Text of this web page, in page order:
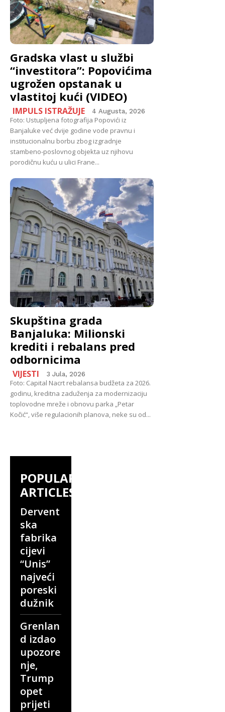
Gradska vlast u službi
“investitora”: Popovićima
ugrožen opstanak u
vlastitoj kući (VIDEO)
IMPULS ISTRAŽUJE 4 Augusta, 2026
Foto: Ustupljena fotografija Popovići iz
Banjaluke već dvije godine vode pravnu i
institucionalnu borbu zbog izgradnje
stambeno-poslovnog objekta uz njihovu
porodičnu kuću u ulici Frane...
Skupština grada
Banjaluka: Milionski
krediti i rebalans pred
odbornicima
VIJESTI 3 Jula, 2026
Foto: Capital Nacrt rebalansa budžeta za 2026.
godinu, kreditna zaduženja za modernizaciju
toplovodne mreže i obnovu parka „Petar
Kočić“, više regulacionih planova, neke su od...
POPULAR
ARTICLES
Dervent
ska
fabrika
cijevi
“Unis”
najveći
poreski
dužnik
Grenlan
d izdao
upozore
nje,
Trump
opet
prijeti